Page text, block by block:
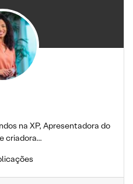
na XP, Apresentadora do
criadora...